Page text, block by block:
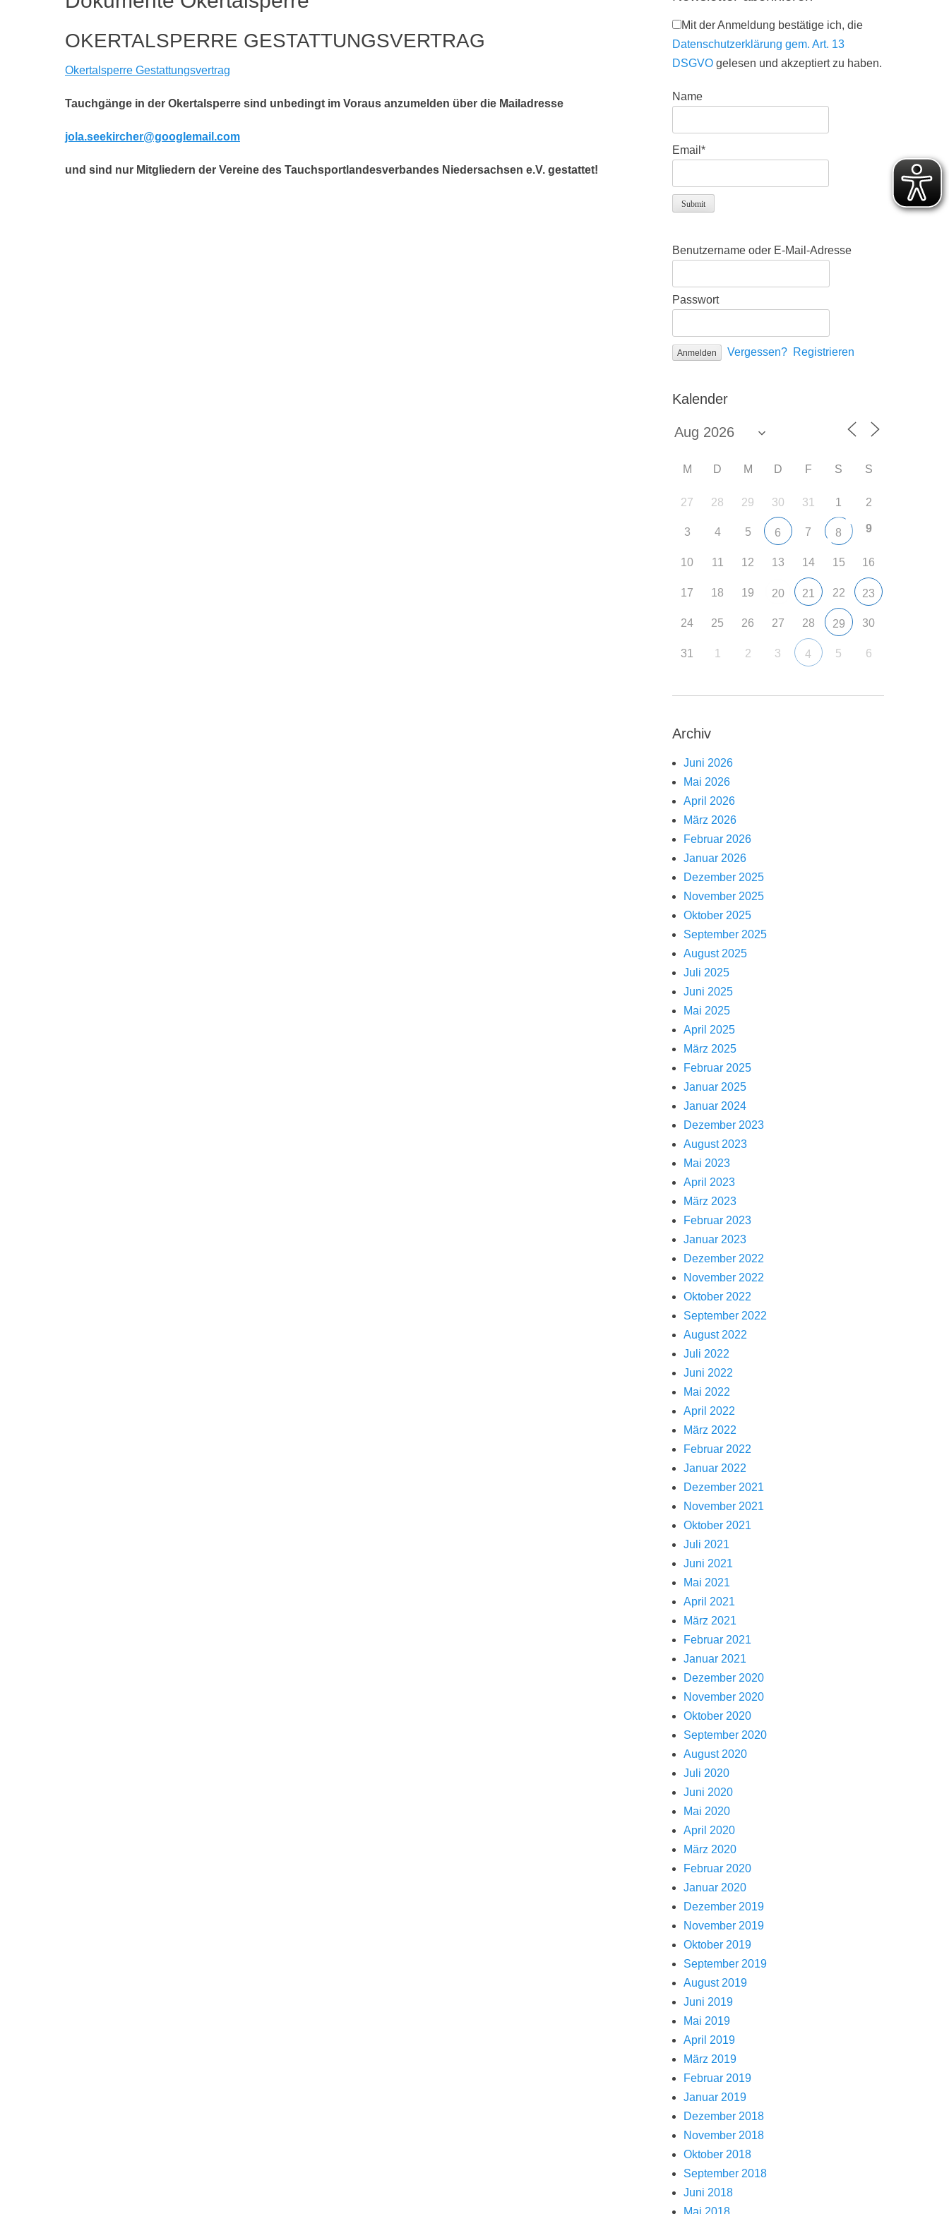
OKERTALSPERRE GESTATTUNGSVERTRAG
Okertalsperre Gestattungsvertrag
Tauchgänge in der Okertalsperre sind unbedingt im Voraus anzumelden über die Mailadresse
jola.seekircher@googlemail.com
und sind nur Mitgliedern der Vereine des Tauchsportlandesverbandes Niedersachsen e.V. gestattet!
Mit der Anmeldung bestätige ich, die
Datenschutzerklärung gem. Art. 13
DSGVO gelesen und akzeptiert zu haben.
Name
Email*
Benutzername oder E-Mail-Adresse
Passwort
Vergessen? Registrieren
Kalender
M D M D F S S
27 28 29 30 31 1 2
3 4 5 6 7 8 9
10 11 12 13 14 15 16
17 18 19 20 21 22 23
24 25 26 27 28 29 30
31 1 2 3 4 5 6
Archiv
Juni 2026
Mai 2026
April 2026
März 2026
Februar 2026
Januar 2026
Dezember 2025
November 2025
Oktober 2025
September 2025
August 2025
Juli 2025
Juni 2025
Mai 2025
April 2025
März 2025
Februar 2025
Januar 2025
Januar 2024
Dezember 2023
August 2023
Mai 2023
April 2023
März 2023
Februar 2023
Januar 2023
Dezember 2022
November 2022
Oktober 2022
September 2022
August 2022
Juli 2022
Juni 2022
Mai 2022
April 2022
März 2022
Februar 2022
Januar 2022
Dezember 2021
November 2021
Oktober 2021
Juli 2021
Juni 2021
Mai 2021
April 2021
März 2021
Februar 2021
Januar 2021
Dezember 2020
November 2020
Oktober 2020
September 2020
August 2020
Juli 2020
Juni 2020
Mai 2020
April 2020
März 2020
Februar 2020
Januar 2020
Dezember 2019
November 2019
Oktober 2019
September 2019
August 2019
Juni 2019
Mai 2019
April 2019
März 2019
Februar 2019
Januar 2019
Dezember 2018
November 2018
Oktober 2018
September 2018
Juni 2018